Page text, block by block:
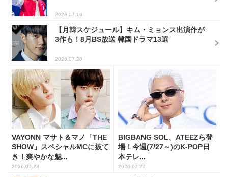
2026.07.16
【月韓スケジュール】キム・ミョンス出演作が
3作も！8月BS放送 韓国ドラマ13選
2026.07.28
VAYONN マサト＆マノ「THE
SHOW」スペシャルMCに抜て
き！爽やかな魅...
2026.07.28
BIGBANG SOL、ATEEZら登
場！今週(7/27～)のK-POP日
本テレ...
2026.07.27